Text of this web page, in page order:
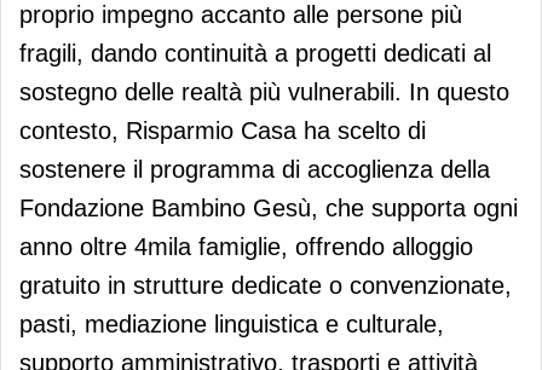
proprio impegno accanto alle persone più
fragili, dando continuità a progetti dedicati al
sostegno delle realtà più vulnerabili. In questo
contesto, Risparmio Casa ha scelto di
sostenere il programma di accoglienza della
Fondazione Bambino Gesù, che supporta ogni
anno oltre 4mila famiglie, offrendo alloggio
gratuito in strutture dedicate o convenzionate,
pasti, mediazione linguistica e culturale,
supporto amministrativo, trasporti e attività